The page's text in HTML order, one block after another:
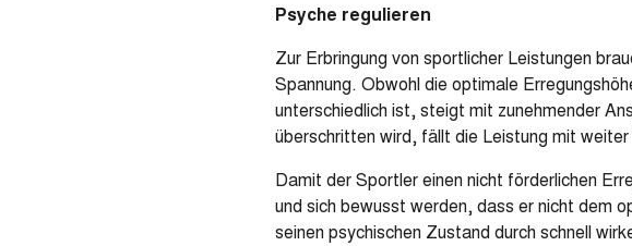
Psyche regulieren
Zur Erbringung von sportlicher Leistungen
Spannung. Obwohl die optimale
unterschiedlich ist, steigt mit zunehmender
überschritten wird, fällt die Leistung mit
Damit der Sportler einen nicht förderlichen
und sich bewusst werden, dass er nicht dem
seinen psychischen Zustand durch schnell